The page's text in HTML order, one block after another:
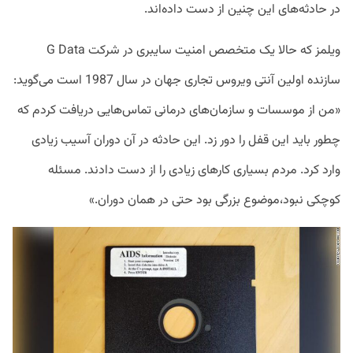
در حادثه‌های این چنین از دست داده‌اند.
ویلمز که حالا یک متخصص امنیت سایبری در شرکت G Data
سازنده اولین آنتی ویروس تجاری جهان در سال 1987 است می‌گوید:
«من از موسسات و سازمان‌های درمانی تماس‌هایی دریافت کردم که
چطور باید این قفل را دور زد. این حادثه در آن دوران آسیب زیادی
وارد کرد. مردم بسیاری کارهای زیادی را از دست دادند. مسئله
کوچکی نبود،موضوع بزرگی بود حتی در همان دوران.»